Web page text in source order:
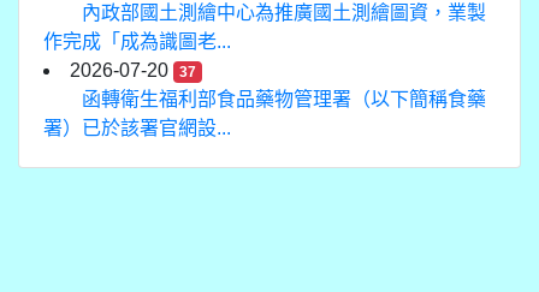
內政部國土測繪中心為推廣國土測繪圖資，業製
作完成「成為識圖老...
2026-07-20
37
函轉衛生福利部食品藥物管理署（以下簡稱食藥
署）已於該署官網設...